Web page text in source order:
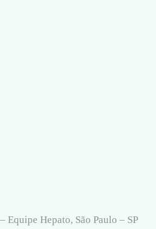
Equipe Hepato, São Paulo – SP